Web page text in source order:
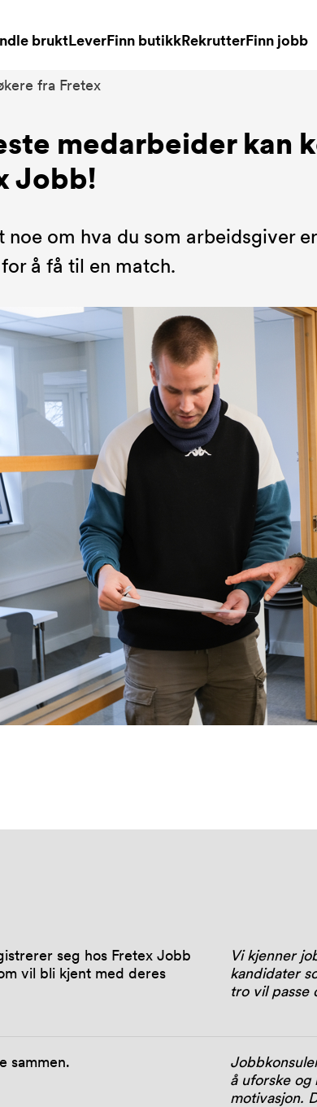
bruktLeverFinn butikkRekrutterFinn jobb
fra Fretex
medarbeider kan
Jobb!
noe om hva du som arbeidsgiver
å få til en match.
seg hos Fretex Jobb
vil bli kjent med deres
Vi kjenner
kandidater
tro vil passe
sammen.
å uforske
motivasjon.